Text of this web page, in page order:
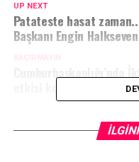
UP NEXT
Patateste hasat
Başkanı Engin
KAÇIRMAYIN